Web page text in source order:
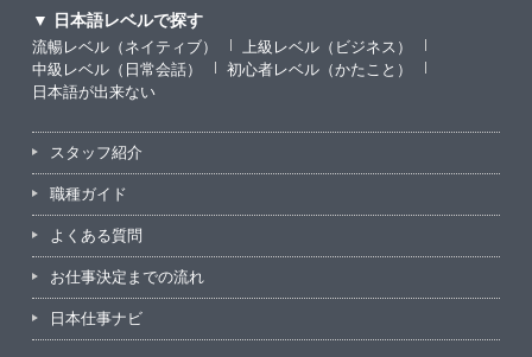
▼ 日本語レベルで探す
流暢レベル（ネイティブ）
上級レベル（ビジネス）
中級レベル（日常会話）
初心者レベル（かたこと）
日本語が出来ない
スタッフ紹介
職種ガイド
よくある質問
お仕事決定までの流れ
日本仕事ナビ